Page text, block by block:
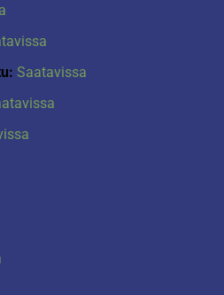
Saatavissa